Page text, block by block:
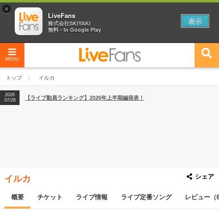
MENU
トップ イルカ
04/27
【フェス特集2026】フェス情報はここから！
2026
07/28
2026
【フェス特集2026】フェス情報はここから！
2026
07/28
【ライブ動員ランキング】2026年上半期編発表！
イルカ シェア
概要 チケット ライブ情報 ライブ定番ソング レビュー（
×
LiveFans
株式会社SKIYAKI
無料 - In Google Play
表示